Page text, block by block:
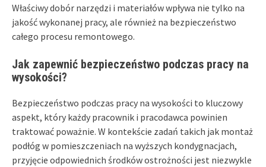
Właściwy dobór narzędzi i materiałów wpływa nie tylko na
jakość wykonanej pracy, ale również na bezpieczeństwo
całego procesu remontowego.
Jak zapewnić bezpieczeństwo podczas pracy na
wysokości?
Bezpieczeństwo podczas pracy na wysokości to kluczowy
aspekt, który każdy pracownik i pracodawca powinien
traktować poważnie. W kontekście zadań takich jak montaż
podłóg w pomieszczeniach na wyższych kondygnacjach,
przyjęcie odpowiednich środków ostrożności jest niezwykle